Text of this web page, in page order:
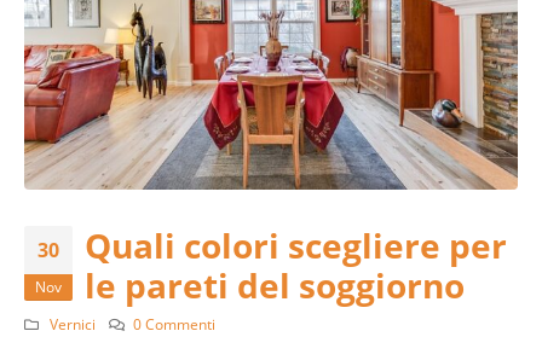
30
Nov
Quali colori scegliere per
le pareti del soggiorno
Vernici 0 Commenti